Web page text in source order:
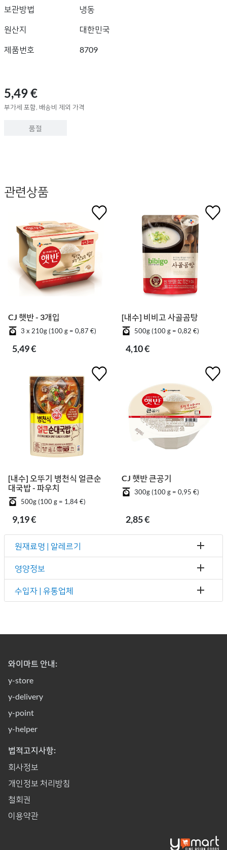
보관방법
냉동
원산지 대한민국
제품번호 8709
5,49 €
부가세 포함, 배송비 제외 가격
품절
관련상품
CJ 햇반 - 3개입
3 x 210g (100 g = 0,87 €)
5,49 €
[내수] 비비고 사골곰탕
500g (100 g = 0,82 €)
4,10 €
[내수] 오뚜기 병천식 얼큰순
대국밥 - 파우치
500g (100 g = 1,84 €)
9,19 €
CJ 햇반 큰공기
300g (100 g = 0,95 €)
2,85 €
원재료명 | 알레르기
영양정보
수입자 | 유통업체
와이마트 안내:
y-store
y-delivery
y-point
y-helper
법적고지사항:
회사정보
개인정보 처리방침
철회권
이용약관